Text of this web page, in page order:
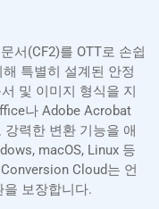
서(CF2)를 OTT로 손쉽
특별히 설계된 안정
및 이미지 형식을 지
나 Adobe Acrobat
력한 변환 기능을 애
macOS, Linux 등
Cloud는 언
보장합니다.